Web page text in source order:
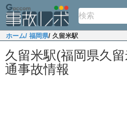
ホーム/ 福岡県/ 久留米駅
久留米駅(福岡県久
通事故情報